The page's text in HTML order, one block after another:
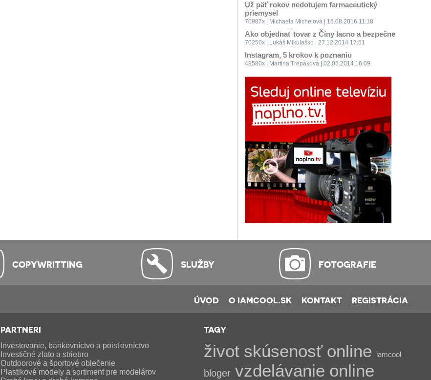
Už päť rokov nedotujem farmaceutický
priemysel
70987x | Michaela Michelová | 15.08.2016 11:18
Ako objednať tovar z Číny lacno a bezpečne
70250x | Lukáš Mikulaško | 27.12.2014 17:51
Instagram, 5 krokov k poznaniu
49580x | Martina Trepáková | 02.05.2014 16:09
COPYWRITTING SLUŽBY FOTOGRAFIE
ÚVOD O IAMCOOL.SK KONTAKT REGISTRÁCIA
PARTNERI
Investovanie, bankovníctvo a poisťovníctvo
Investičné zlato a striebro
Outdoorové a športové oblečenie
Plastikové modely a sortiment pre modelárov
TAGY
život skúsenosť online iamcool
bloger vzdelávanie online